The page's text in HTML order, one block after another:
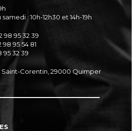
: 10h-12h30 et 14h-19h
98 95 32 39
98 95 54 81
95 32 39
Saint-Corentin, 29000 Quimper